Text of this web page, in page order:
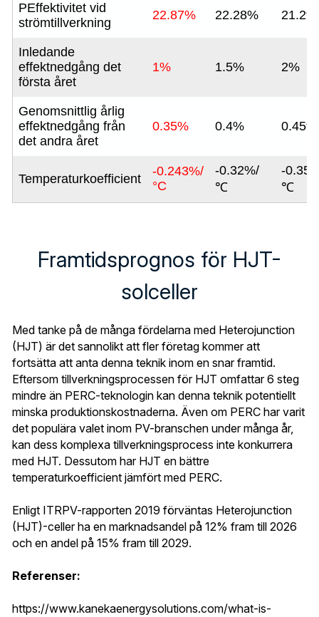
Framtidsprognos för HJT-
solceller
Med tanke på de många fördelarna med Heterojunction
(HJT) är det sannolikt att fler företag kommer att
fortsätta att anta denna teknik inom en snar framtid.
Eftersom tillverkningsprocessen för HJT omfattar 6 steg
mindre än PERC-teknologin kan denna teknik potentiellt
minska produktionskostnaderna. Även om PERC har varit
det populära valet inom PV-branschen under många år,
kan dess komplexa tillverkningsprocess inte konkurrera
med HJT. Dessutom har HJT en bättre
temperaturkoefficient jämfört med PERC.
Enligt ITRPV-rapporten 2019 förväntas Heterojunction
(HJT)-celler ha en marknadsandel på 12% fram till 2026
och en andel på 15% fram till 2029.
Referenser:
https://www.kanekaenergysolutions.com/what-is-